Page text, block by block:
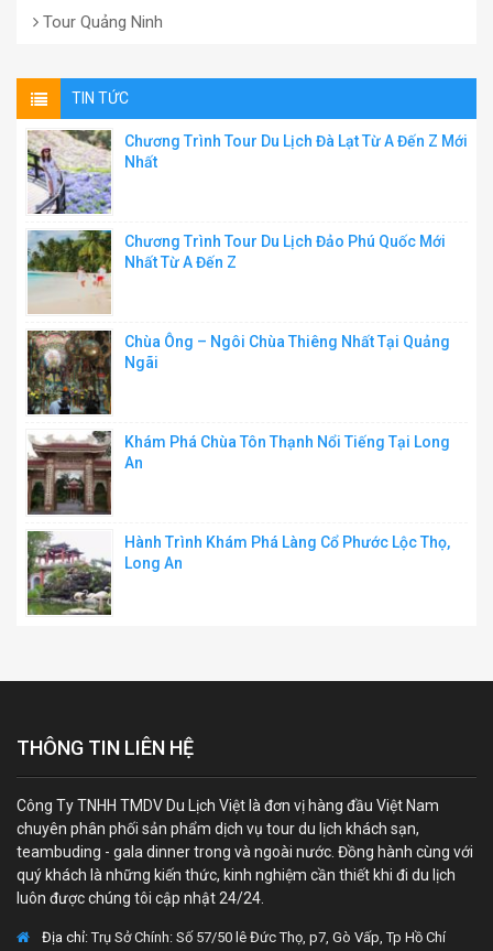
Tour Quảng Ninh
TIN TỨC
Chương Trình Tour Du Lịch Đà Lạt Từ A Đến Z Mới
Nhất
Chương Trình Tour Du Lịch Đảo Phú Quốc Mới
Nhất Từ A Đến Z
Chùa Ông – Ngôi Chùa Thiêng Nhất Tại Quảng
Ngãi
Khám Phá Chùa Tôn Thạnh Nổi Tiếng Tại Long
An
Hành Trình Khám Phá Làng Cổ Phước Lộc Thọ,
Long An
THÔNG TIN LIÊN HỆ
Công Ty TNHH TMDV Du Lịch Việt là đơn vị hàng đầu Việt Nam
chuyên phân phối sản phẩm dịch vụ tour du lịch khách sạn,
teambuding - gala dinner trong và ngoài nước. Đồng hành cùng với
quý khách là những kiến thức, kinh nghiệm cần thiết khi đi du lịch
luôn được chúng tôi cập nhật 24/24.
Địa chỉ:Trụ Sở Chính: Số 57/50 lê Đức Thọ, p7, Gò Vấp, Tp Hồ Chí